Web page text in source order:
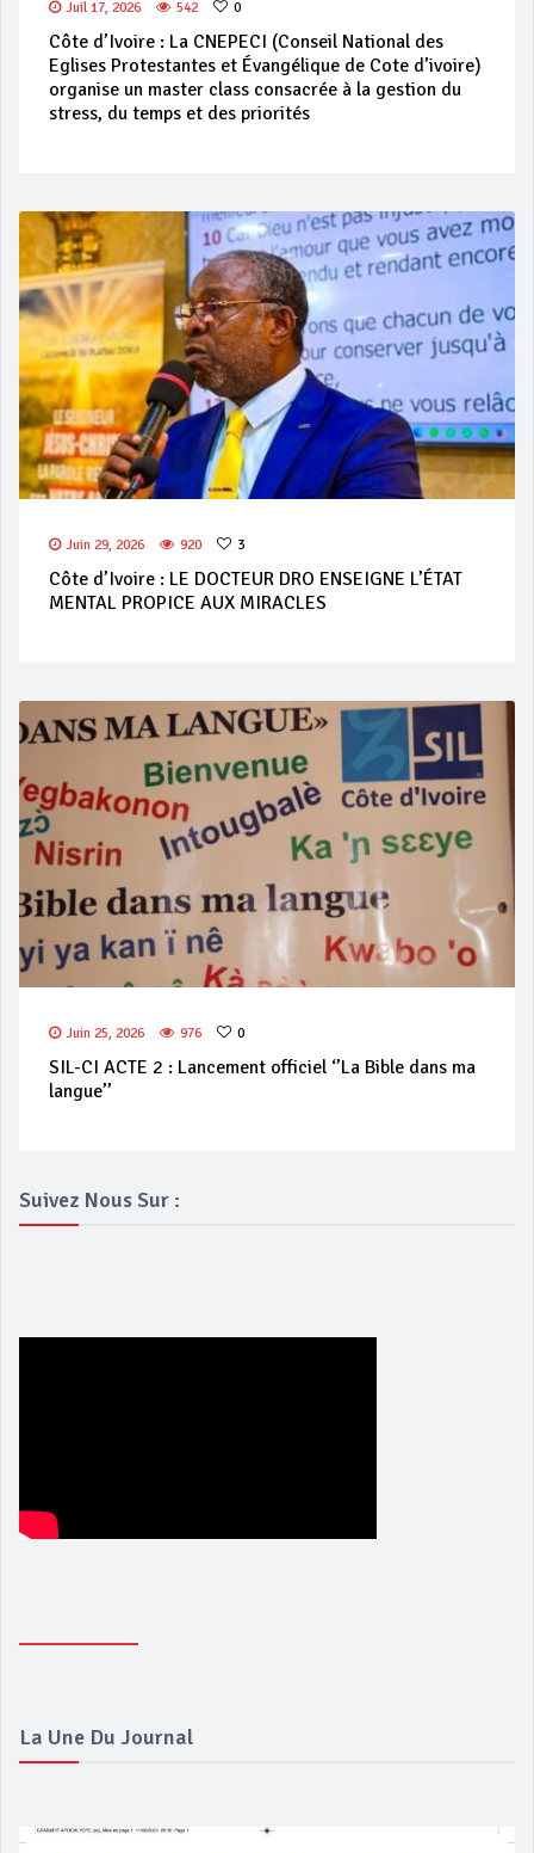
Juil 17, 2026 542 0
Côte d’Ivoire : La CNEPECI (Conseil National des
Eglises Protestantes et Évangélique de Cote d’ivoire)
organise un master class consacrée à la gestion du
stress, du temps et des priorités
Juin 29, 2026 920 3
Côte d’Ivoire : LE DOCTEUR DRO ENSEIGNE L’ÉTAT
MENTAL PROPICE AUX MIRACLES
Juin 25, 2026 976 0
SIL-CI ACTE 2 : Lancement officiel ‘’La Bible dans ma
langue’’
Suivez Nous Sur :
La Une Du Journal